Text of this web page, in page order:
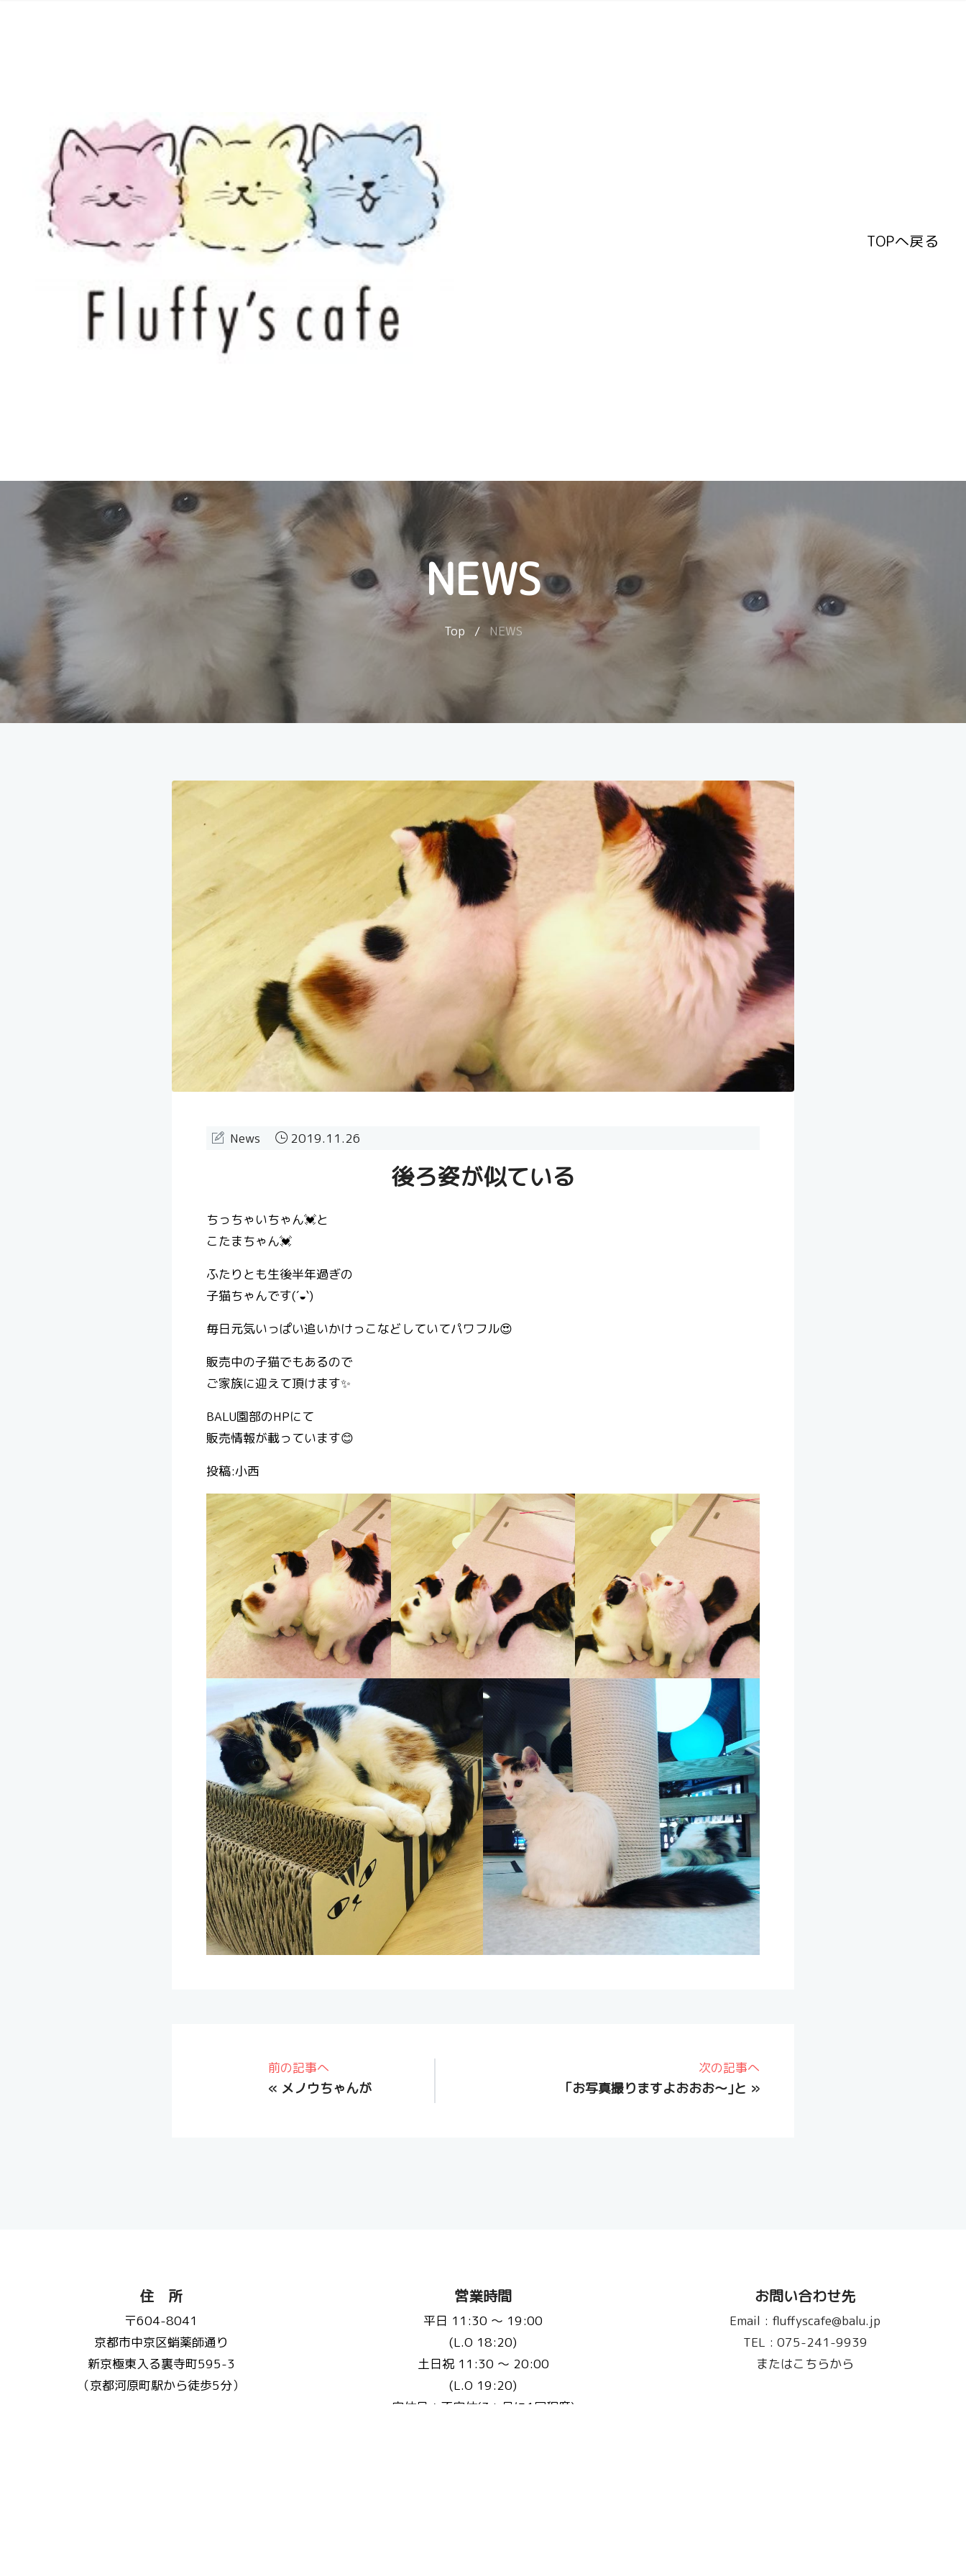
TOPへ戻る
NEWS
Top / NEWS
News 2019.11.26
後ろ姿が似ている
ちっちゃいちゃん💓と
こたまちゃん💓
ふたりとも生後半年過ぎの
子猫ちゃんです(´◒`)
毎日元気いっぱい追いかけっこなどしていてパワフル😍
販売中の子猫でもあるので
ご家族に迎えて頂けます✨
BALU園部のHPにて
販売情報が載っています😊
投稿:小西
前の記事へ
« メノウちゃんが
次の記事へ
「お写真撮りますよおおお〜｣と »
住 所
〒604-8041
京都市中京区蛸薬師通り
新京極東入る裏寺町595-3
（京都河原町駅から徒歩5分）
営業時間
平日 11:30 〜 19:00
(L.O 18:20)
土日祝 11:30 〜 20:00
(L.O 19:20)
定休日：不定休(3ヵ月に1回程度)
お問い合わせ先
Email : fluffyscafe@balu.jp
TEL : 075-241-9939
またはこちらから